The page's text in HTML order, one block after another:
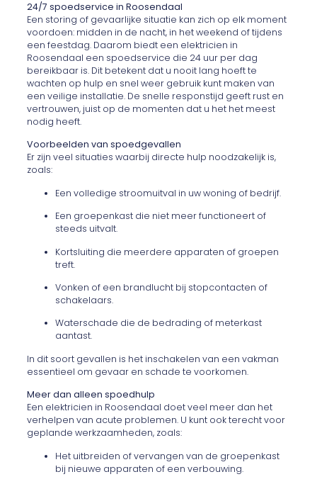
24/7 spoedservice in Roosendaal
Een storing of gevaarlijke situatie kan zich op elk moment
voordoen: midden in de nacht, in het weekend of tijdens
een feestdag. Daarom biedt een elektricien in
Roosendaal een spoedservice die 24 uur per dag
bereikbaar is. Dit betekent dat u nooit lang hoeft te
wachten op hulp en snel weer gebruik kunt maken van
een veilige installatie. De snelle responstijd geeft rust en
vertrouwen, juist op de momenten dat u het het meest
nodig heeft.
Voorbeelden van spoedgevallen
Er zijn veel situaties waarbij directe hulp noodzakelijk is,
zoals:
Een volledige stroomuitval in uw woning of bedrijf.
Een groepenkast die niet meer functioneert of
steeds uitvalt.
Kortsluiting die meerdere apparaten of groepen
treft.
Vonken of een brandlucht bij stopcontacten of
schakelaars.
Waterschade die de bedrading of meterkast
aantast.
In dit soort gevallen is het inschakelen van een vakman
essentieel om gevaar en schade te voorkomen.
Meer dan alleen spoedhulp
Een elektricien in Roosendaal doet veel meer dan het
verhelpen van acute problemen. U kunt ook terecht voor
geplande werkzaamheden, zoals:
Het uitbreiden of vervangen van de groepenkast
bij nieuwe apparaten of een verbouwing.